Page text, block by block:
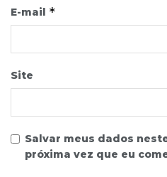
E-mail *
Site
Salvar meus dados
próxima vez que eu